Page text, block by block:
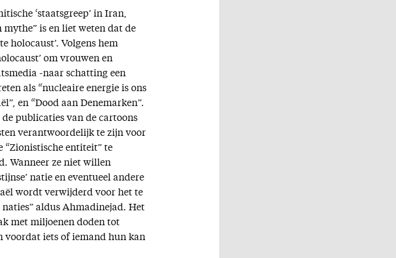
‘staatsgreep’ in Iran,
mythe” is en liet weten dat de
holocaust’. Volgens hem
om vrouwen en
-naar schatting een
als “nucleaire energie is ons
en “Dood aan Denemarken”.
publicaties van de cartoons
verantwoordelijk te zijn voor
“Zionistische entiteit” te
Wanneer ze niet willen
natie en eventueel andere
wordt verwijderd voor het te
aldus Ahmadinejad. Het
met miljoenen doden tot
voordat iets of iemand hun kan